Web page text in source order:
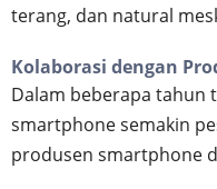
terang, dan natural
Kolaborasi dengan
Dalam beberapa tahun
smartphone semakin
produsen smartphone